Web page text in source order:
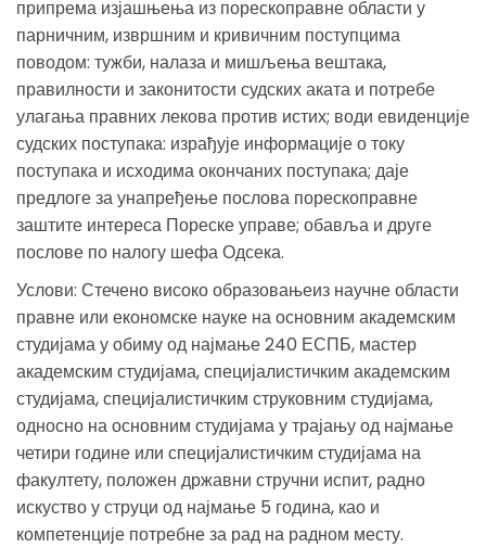
припрема изјашњења из порескоправне области у
парничним, извршним и кривичним поступцима
поводом: тужби, налаза и мишљења вештака,
правилности и законитости судских аката и потребе
улагања правних лекова против истих; води евиденције
судских поступака: израђује информације о току
поступака и исходима окончаних поступака; даје
предлоге за унапређење послова порескоправне
заштите интереса Пореске управе; обавља и друге
послове по налогу шефа Одсека.
Услови: Стечено високо образовањеиз научне области
правне или економске науке на основним академским
студијама у обиму од најмање 240 ЕСПБ, мастер
академским студијама, специјалистичким академским
студијама, специјалистичким струковним студијама,
односно на основним студијама у трајању од најмање
четири године или специјалистичким студијама на
факултету, положен државни стручни испит, радно
искуство у струци од најмање 5 година, као и
компетенције потребне за рад на радном месту.